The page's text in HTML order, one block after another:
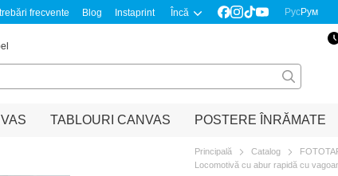
frecvente Blog Instaprint Încă РусРум
TABLOURI CANVAS POSTERE ÎNRĂMATE
Principală Catalog
Locomotivă cu abur rapidă cu